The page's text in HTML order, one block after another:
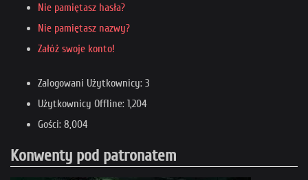
Nie pamiętasz hasła?
Nie pamiętasz nazwy?
Załóż swoje konto!
Zalogowani Użytkownicy: 3
Użytkownicy Offline: 1,204
Gości: 8,004
Konwenty pod patronatem